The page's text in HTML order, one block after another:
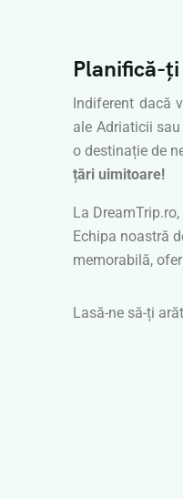
Planifică-
Indiferent dacă
ale Adriaticii
o destinație de
țări uimitoare!
La
Echipa noastră
memorabilă,
Lasă-ne să-ți